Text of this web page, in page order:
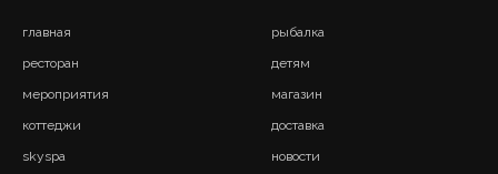
главная
ресторан
мероприятия
коттеджи
skyspa
рыбалка
детям
магазин
доставка
новости